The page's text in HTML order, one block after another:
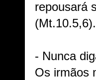
repousará
(Mt.10.5,6).
- Nunca
Os irmãos